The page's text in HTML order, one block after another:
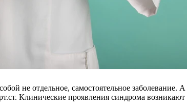
не отдельное, самостоятельное заболевание.
Клинические проявления синдрома